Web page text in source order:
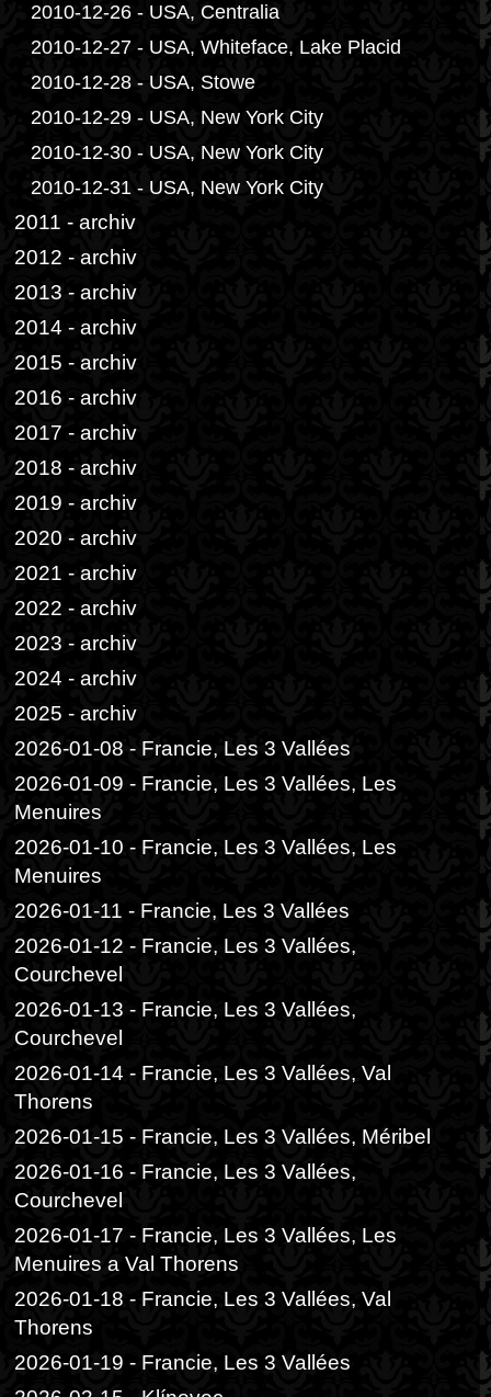
2010-12-26 - USA, Centralia
2010-12-27 - USA, Whiteface, Lake Placid
2010-12-28 - USA, Stowe
2010-12-29 - USA, New York City
2010-12-30 - USA, New York City
2010-12-31 - USA, New York City
2011 - archiv
2012 - archiv
2013 - archiv
2014 - archiv
2015 - archiv
2016 - archiv
2017 - archiv
2018 - archiv
2019 - archiv
2020 - archiv
2021 - archiv
2022 - archiv
2023 - archiv
2024 - archiv
2025 - archiv
2026-01-08 - Francie, Les 3 Vallées
2026-01-09 - Francie, Les 3 Vallées, Les
Menuires
2026-01-10 - Francie, Les 3 Vallées, Les
Menuires
2026-01-11 - Francie, Les 3 Vallées
2026-01-12 - Francie, Les 3 Vallées,
Courchevel
2026-01-13 - Francie, Les 3 Vallées,
Courchevel
2026-01-14 - Francie, Les 3 Vallées, Val
Thorens
2026-01-15 - Francie, Les 3 Vallées, Méribel
2026-01-16 - Francie, Les 3 Vallées,
Courchevel
2026-01-17 - Francie, Les 3 Vallées, Les
Menuires a Val Thorens
2026-01-18 - Francie, Les 3 Vallées, Val
Thorens
2026-01-19 - Francie, Les 3 Vallées